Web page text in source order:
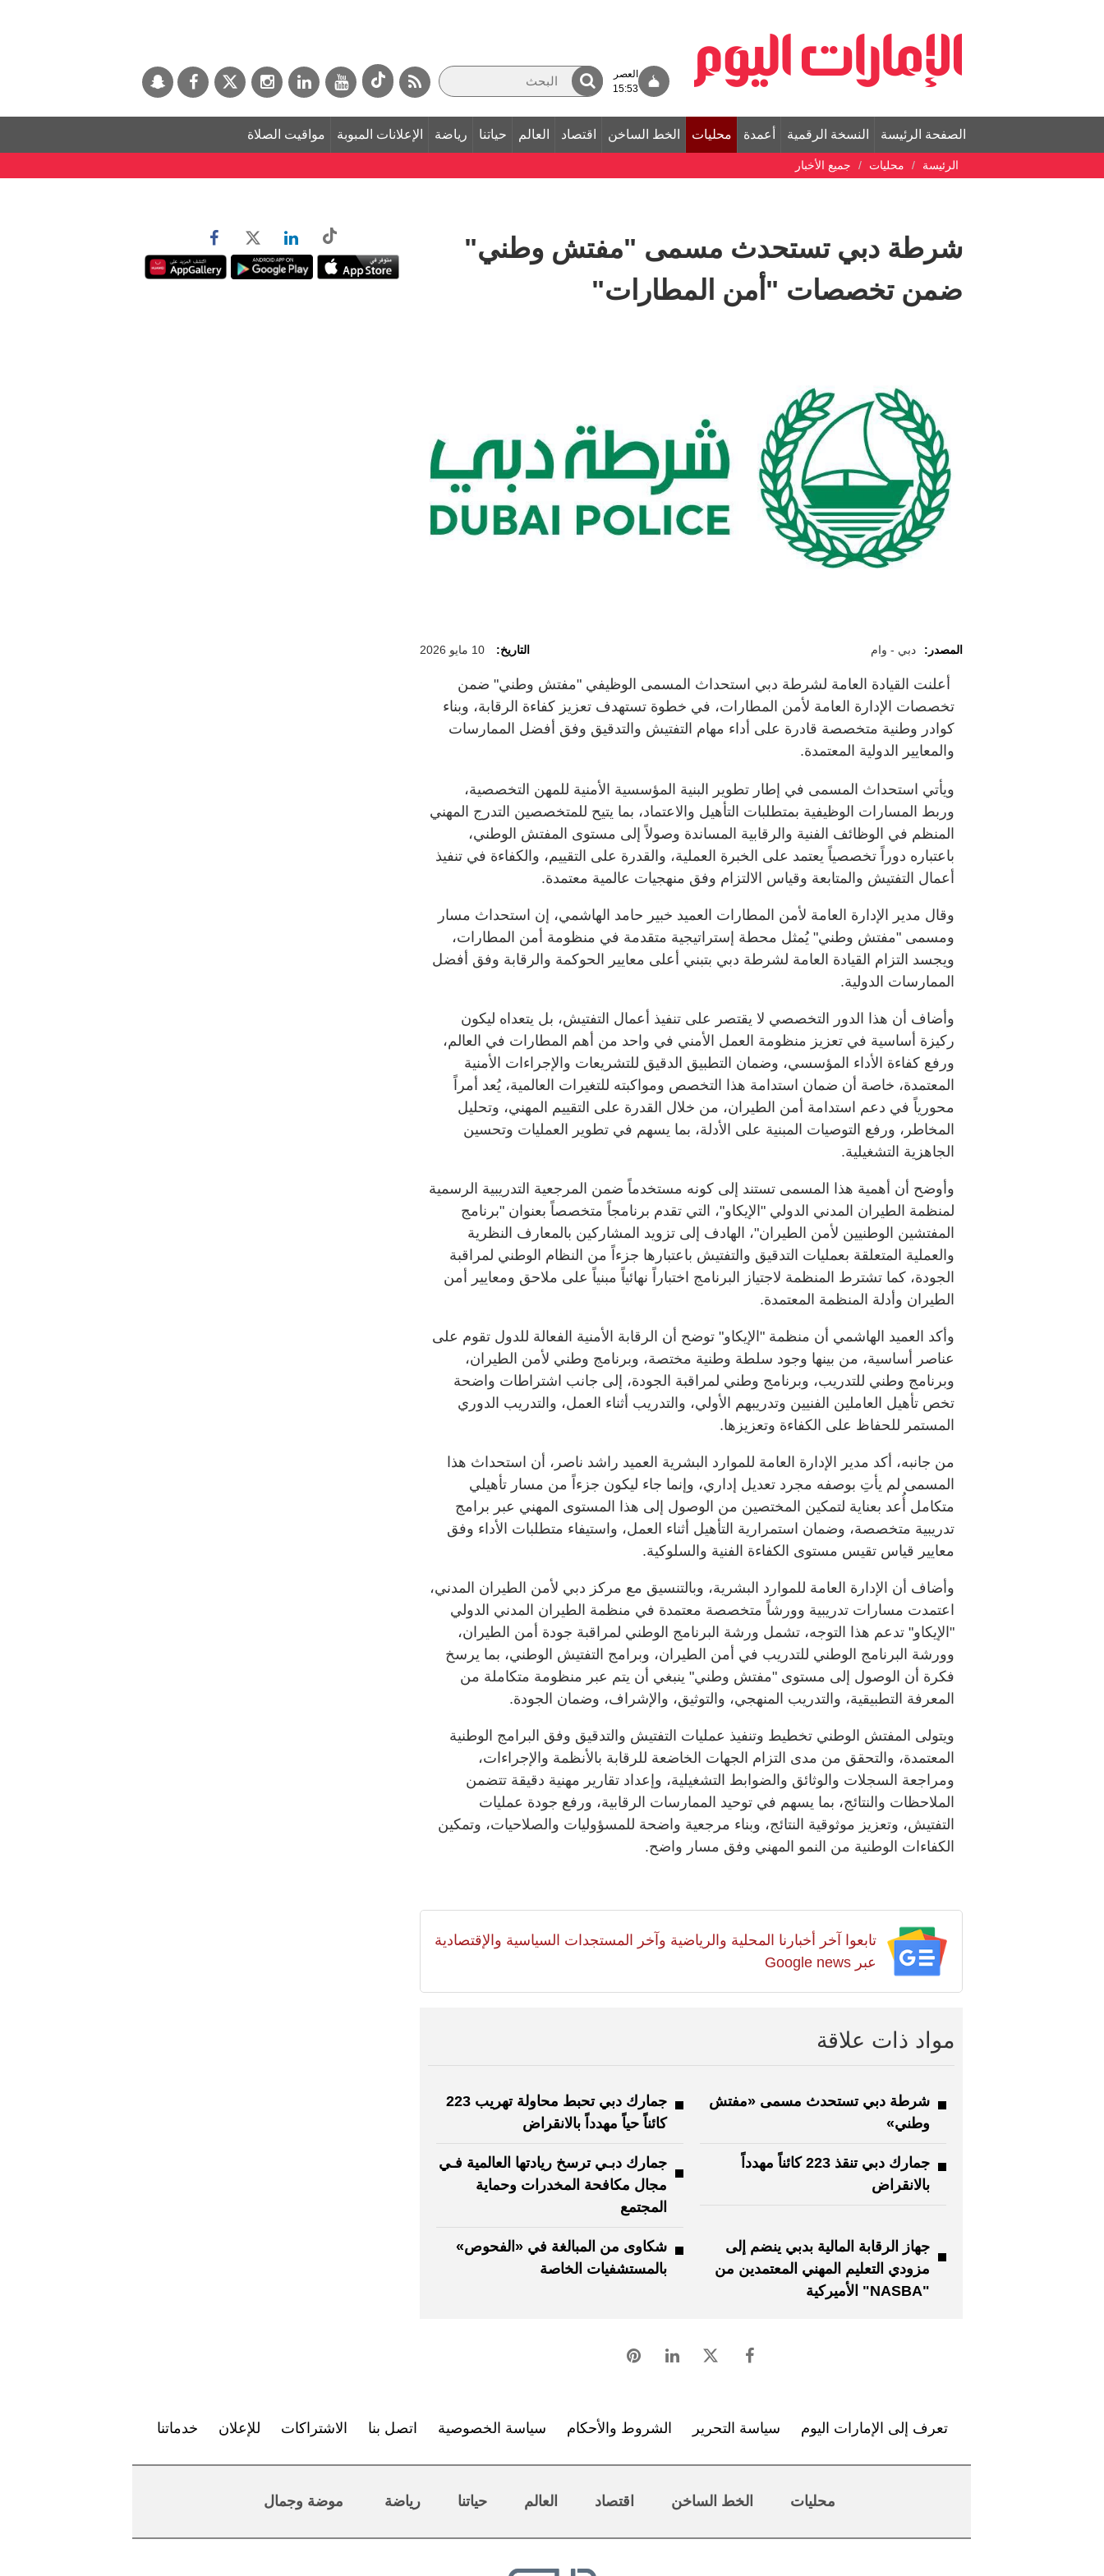
العصر
15:53
الصفحة الرئيسة النسخة الرقمية أعمدة محليات الخط الساخن اقتصاد العالم حياتنا رياضة الإعلانات المبوبة مواقيت الصلاة
الرئيسة محليات جميع الأخبار
شرطة دبي تستحدث مسمى "مفتش وطني"
ضمن تخصصات "أمن المطارات"
المصدر: دبي - وام التاريخ: 10 مايو 2026
أعلنت القيادة العامة لشرطة دبي استحداث المسمى الوظيفي "مفتش وطني" ضمن
تخصصات الإدارة العامة لأمن المطارات، في خطوة تستهدف تعزيز كفاءة الرقابة، وبناء
كوادر وطنية متخصصة قادرة على أداء مهام التفتيش والتدقيق وفق أفضل الممارسات
والمعايير الدولية المعتمدة.
ويأتي استحداث المسمى في إطار تطوير البنية المؤسسية الأمنية للمهن التخصصية،
وربط المسارات الوظيفية بمتطلبات التأهيل والاعتماد، بما يتيح للمتخصصين التدرج المهني
المنظم في الوظائف الفنية والرقابية المساندة وصولاً إلى مستوى المفتش الوطني،
باعتباره دوراً تخصصياً يعتمد على الخبرة العملية، والقدرة على التقييم، والكفاءة في تنفيذ
أعمال التفتيش والمتابعة وقياس الالتزام وفق منهجيات عالمية معتمدة.
وقال مدير الإدارة العامة لأمن المطارات العميد خبير حامد الهاشمي، إن استحداث مسار
ومسمى "مفتش وطني" يُمثل محطة إستراتيجية متقدمة في منظومة أمن المطارات،
ويجسد التزام القيادة العامة لشرطة دبي بتبني أعلى معايير الحوكمة والرقابة وفق أفضل
الممارسات الدولية.
وأضاف أن هذا الدور التخصصي لا يقتصر على تنفيذ أعمال التفتيش، بل يتعداه ليكون
ركيزة أساسية في تعزيز منظومة العمل الأمني في واحد من أهم المطارات في العالم،
ورفع كفاءة الأداء المؤسسي، وضمان التطبيق الدقيق للتشريعات والإجراءات الأمنية
المعتمدة، خاصة أن ضمان استدامة هذا التخصص ومواكبته للتغيرات العالمية، يُعد أمراً
محورياً في دعم استدامة أمن الطيران، من خلال القدرة على التقييم المهني، وتحليل
المخاطر، ورفع التوصيات المبنية على الأدلة، بما يسهم في تطوير العمليات وتحسين
الجاهزية التشغيلية.
وأوضح أن أهمية هذا المسمى تستند إلى كونه مستخدماً ضمن المرجعية التدريبية الرسمية
لمنظمة الطيران المدني الدولي "الإيكاو"، التي تقدم برنامجاً متخصصاً بعنوان "برنامج
المفتشين الوطنيين لأمن الطيران"، الهادف إلى تزويد المشاركين بالمعارف النظرية
والعملية المتعلقة بعمليات التدقيق والتفتيش باعتبارها جزءاً من النظام الوطني لمراقبة
الجودة، كما تشترط المنظمة لاجتياز البرنامج اختباراً نهائياً مبنياً على ملاحق ومعايير أمن
الطيران وأدلة المنظمة المعتمدة.
وأكد العميد الهاشمي أن منظمة "الإيكاو" توضح أن الرقابة الأمنية الفعالة للدول تقوم على
عناصر أساسية، من بينها وجود سلطة وطنية مختصة، وبرنامج وطني لأمن الطيران،
وبرنامج وطني للتدريب، وبرنامج وطني لمراقبة الجودة، إلى جانب اشتراطات واضحة
تخص تأهيل العاملين الفنيين وتدريبهم الأولي، والتدريب أثناء العمل، والتدريب الدوري
المستمر للحفاظ على الكفاءة وتعزيزها.
من جانبه، أكد مدير الإدارة العامة للموارد البشرية العميد راشد ناصر، أن استحداث هذا
المسمى لم يأتِ بوصفه مجرد تعديل إداري، وإنما جاء ليكون جزءاً من مسار تأهيلي
متكامل أُعد بعناية لتمكين المختصين من الوصول إلى هذا المستوى المهني عبر برامج
تدريبية متخصصة، وضمان استمرارية التأهيل أثناء العمل، واستيفاء متطلبات الأداء وفق
معايير قياس تقيس مستوى الكفاءة الفنية والسلوكية.
وأضاف أن الإدارة العامة للموارد البشرية، وبالتنسيق مع مركز دبي لأمن الطيران المدني،
اعتمدت مسارات تدريبية وورشاً متخصصة معتمدة في منظمة الطيران المدني الدولي
"الإيكاو" تدعم هذا التوجه، تشمل ورشة البرنامج الوطني لمراقبة جودة أمن الطيران،
وورشة البرنامج الوطني للتدريب في أمن الطيران، وبرامج التفتيش الوطني، بما يرسخ
فكرة أن الوصول إلى مستوى "مفتش وطني" ينبغي أن يتم عبر منظومة متكاملة من
المعرفة التطبيقية، والتدريب المنهجي، والتوثيق، والإشراف، وضمان الجودة.
ويتولى المفتش الوطني تخطيط وتنفيذ عمليات التفتيش والتدقيق وفق البرامج الوطنية
المعتمدة، والتحقق من مدى التزام الجهات الخاضعة للرقابة بالأنظمة والإجراءات،
ومراجعة السجلات والوثائق والضوابط التشغيلية، وإعداد تقارير مهنية دقيقة تتضمن
الملاحظات والنتائج، بما يسهم في توحيد الممارسات الرقابية، ورفع جودة عمليات
التفتيش، وتعزيز موثوقية النتائج، وبناء مرجعية واضحة للمسؤوليات والصلاحيات، وتمكين
الكفاءات الوطنية من النمو المهني وفق مسار واضح.
تابعوا آخر أخبارنا المحلية والرياضية وآخر المستجدات السياسية والإقتصادية
عبر Google news
مواد ذات علاقة
شرطة دبي تستحدث مسمى «مفتش
وطني»
جمارك دبي تحبط محاولة تهريب 223
كائناً حياً مهدداً بالانقراض
جمارك دبي تنقذ 223 كائناً مهدداً
بالانقراض
جمارك دبـي ترسخ ريادتها العالمية فـي
مجال مكافحة المخدرات وحماية
المجتمع
جهاز الرقابة المالية بدبي ينضم إلى
مزودي التعليم المهني المعتمدين من
"NASBA" الأميركية
شكاوى من المبالغة في «الفحوص»
بالمستشفيات الخاصة
تعرف إلى الإمارات اليوم سياسة التحرير الشروط والأحكام سياسة الخصوصية اتصل بنا الاشتراكات للإعلان خدماتنا
محليات الخط الساخن اقتصاد العالم حياتنا رياضة موضة وجمال